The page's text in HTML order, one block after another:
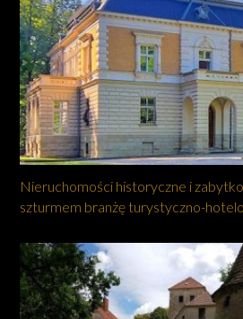
Nieruchomości historyczne i
szturmem branżę turystyczno-